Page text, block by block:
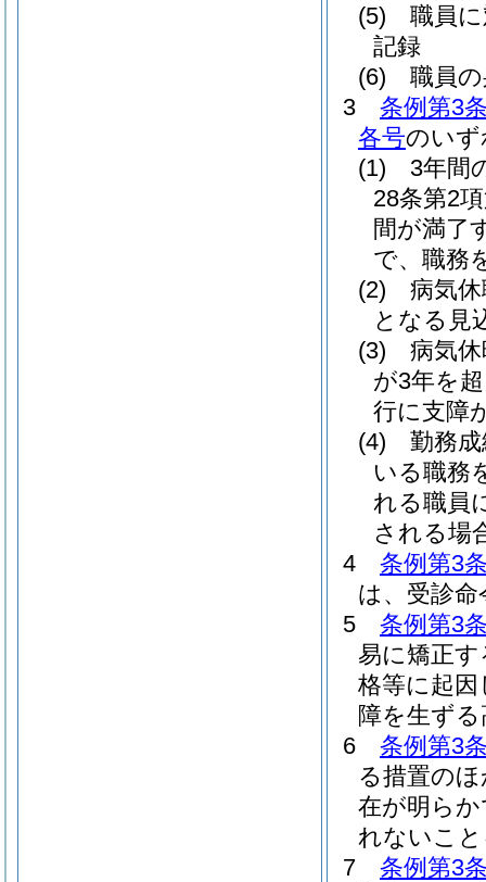
(5)
職員
記録
(6)
職員
3
条例第3
各号のいず
(1)
3年間
28条第2
間が満了
で、職務
(2)
病気
となる見
(3)
病気
が3年を
行に支障
(4)
勤務
いる職務
れる職員
される場
4
条例第3
は、受診命
5
条例第3
易に矯正
格等に起
障を生ず
6
条例第3
る措置の
在が明ら
れないこ
7
条例第3